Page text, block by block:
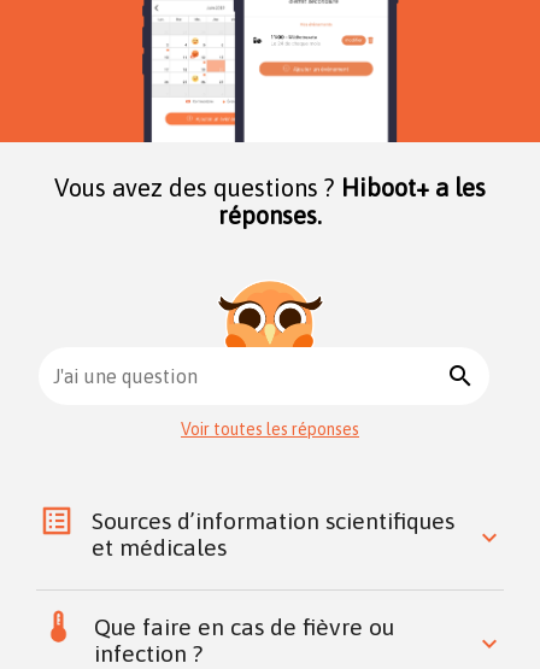
Vous avez des questions ? Hiboot+ a les
réponses.
J'ai une question search
Voir toutes les réponses
Sources d’information scientifiques
et médicales
keyboard_arrow_down
Que faire en cas de fièvre ou
infection ?
keyboard_arrow_down